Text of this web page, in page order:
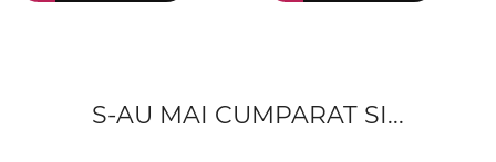
S-AU MAI CUMPARAT SI...